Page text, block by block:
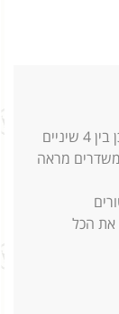
טבעת עם נגיעה מדוייקת בעיצוב אובל השוכן בין 4 שיניים
המשדרים מראה
את הכל